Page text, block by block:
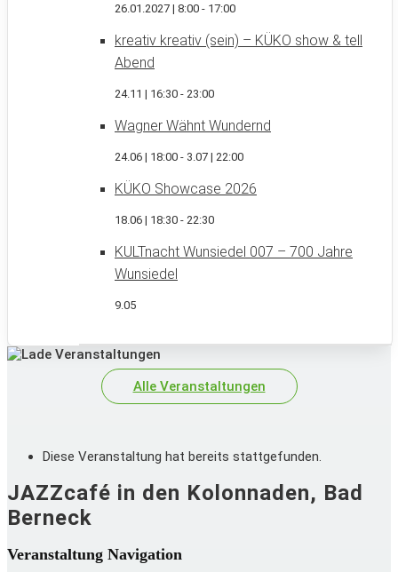
26.01.2027 | 8:00 - 17:00
kreativ kreativ (sein) – KÜKO show & tell
Abend
24.11 | 16:30 - 23:00
Wagner Wähnt Wundernd
24.06 | 18:00 - 3.07 | 22:00
KÜKO Showcase 2026
18.06 | 18:30 - 22:30
KULTnacht Wunsiedel 007 – 700 Jahre
Wunsiedel
9.05
Alle Veranstaltungen
Diese Veranstaltung hat bereits stattgefunden.
JAZZcafé in den Kolonnaden, Bad
Berneck
Veranstaltung Navigation